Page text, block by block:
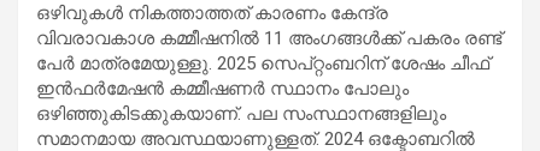
ഒഴിവുകള്‍ നികത്താത്തത് കാരണം കേന്ദ്ര
വിവരാവകാശ കമ്മീഷനില്‍ 11 അംഗങ്ങള്‍ക്ക് പകരം രണ്ട്
പേര്‍ മാത്രമേയുള്ളു. 2025 സെപ്റ്റംബറിന് ശേഷം ചീഫ്
ഇന്‍ഫര്‍മേഷന്‍ കമ്മീഷണര്‍ സ്ഥാനം പോലും
ഒഴിഞ്ഞുകിടക്കുകയാണ്. പല സംസ്ഥാനങ്ങളിലും
സമാനമായ അവസ്ഥയാണുള്ളത്. 2024 ഒക്ടോബറില്‍